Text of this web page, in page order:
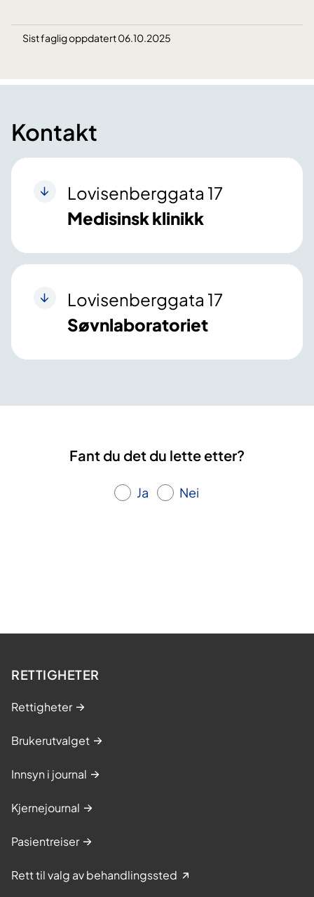
Sist faglig oppdatert 06.10.2025
Kontakt
Lovisenberggata 17
Medisinsk klinikk
Lovisenberggata 17
Søvnlaboratoriet
Fant du det du lette etter?
Ja Nei
RETTIGHETER
Rettigheter
Brukerutvalget
Innsyn i journal
Kjernejournal
Pasientreiser
Rett til valg av behandlingssted